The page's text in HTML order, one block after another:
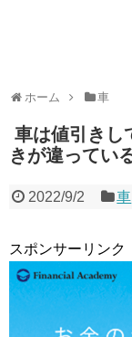
ホーム 車
車は値引きし
きが違ってい
2022/9/2 車
スポンサーリンク